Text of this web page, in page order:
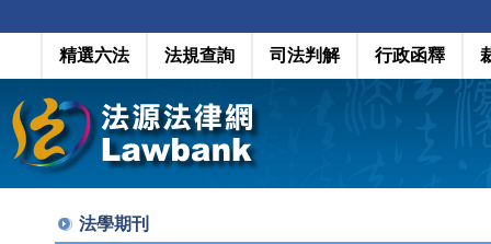
精選六法 法規查詢 司法判解 行政函釋
法學期刊